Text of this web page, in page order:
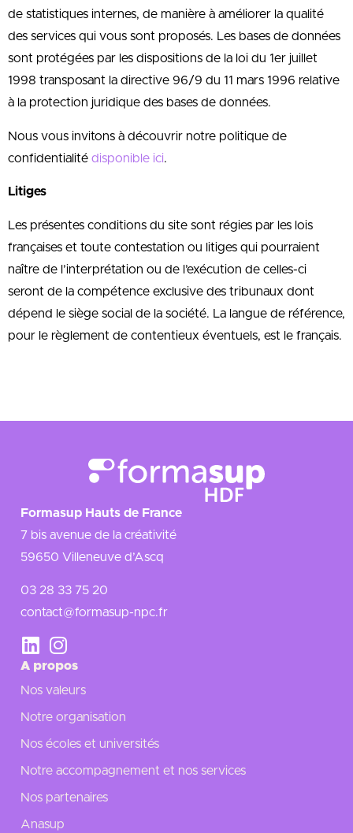
de statistiques internes, de manière à améliorer la qualité
des services qui vous sont proposés. Les bases de données
sont protégées par les dispositions de la loi du 1er juillet
1998 transposant la directive 96/9 du 11 mars 1996 relative
à la protection juridique des bases de données.
Nous vous invitons à découvrir notre politique de
confidentialité disponible ici.
Litiges
Les présentes conditions du site sont régies par les lois
françaises et toute contestation ou litiges qui pourraient
naître de l’interprétation ou de l’exécution de celles-ci
seront de la compétence exclusive des tribunaux dont
dépend le siège social de la société. La langue de référence,
pour le règlement de contentieux éventuels, est le français.
Formasup Hauts de France
7 bis avenue de la créativité
59650 Villeneuve d’Ascq
03 28 33 75 20
contact@formasup-npc.fr
A propos
Nos valeurs
Notre organisation
Nos écoles et universités
Notre accompagnement et nos services
Nos partenaires
Anasup